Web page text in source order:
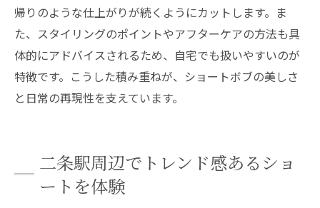
帰りのような仕上がりが続くようにカットします。ま
た、スタイリングのポイントやアフターケアの方法も具
体的にアドバイスされるため、自宅でも扱いやすいのが
特徴です。こうした積み重ねが、ショートボブの美しさ
と日常の再現性を支えています。
二条駅周辺でトレンド感あるショ
ートを体験